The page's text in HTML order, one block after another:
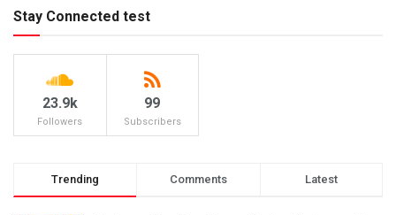
Stay Connected test
23.9k
Followers
99
Subscribers
Trending Comments Latest